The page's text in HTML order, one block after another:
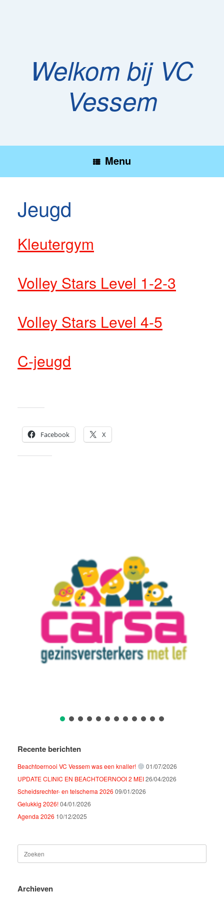
Welkom bij VC
Vessem
Menu
Jeugd
Kleutergym
Volley Stars Level 1-2-3
Volley Stars Level 4-5
C-jeugd
Facebook
X
Recente berichten
Beachtoernooi VC Vessem was een knaller!
01/07/2026
UPDATE CLINIC EN BEACHTOERNOOI 2 MEI26/04/2026
Scheidsrechter- en telschema 2026 09/01/2026
Gelukkig 2026!04/01/2026
Agenda 2026 10/12/2025
naar:
Archieven